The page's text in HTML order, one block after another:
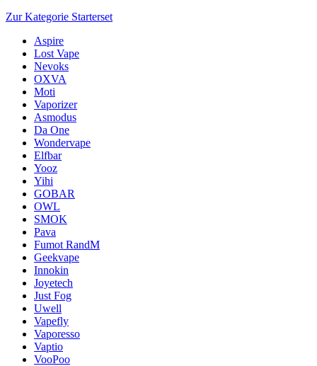
Zur Kategorie Starterset
Aspire
Lost Vape
Nevoks
OXVA
Moti
Vaporizer
Asmodus
Da One
Wondervape
Elfbar
Yooz
Yihi
GOBAR
OWL
SMOK
Pava
Fumot RandM
Geekvape
Innokin
Joyetech
Just Fog
Uwell
Vapefly
Vaporesso
Vaptio
VooPoo